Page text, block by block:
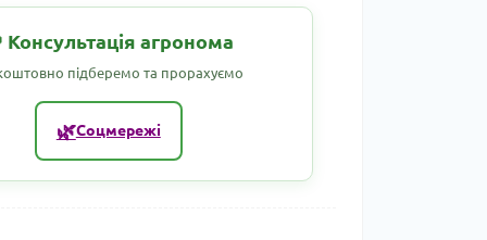
Консультація агронома
підберемо та прорахуємо
🌿Соцмережі